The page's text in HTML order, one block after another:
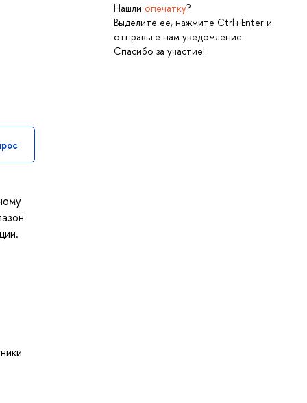
Нашли опечатку?
Выделите её, нажмите Ctrl+Enter и
отправьте нам уведомление.
Спасибо за участие!